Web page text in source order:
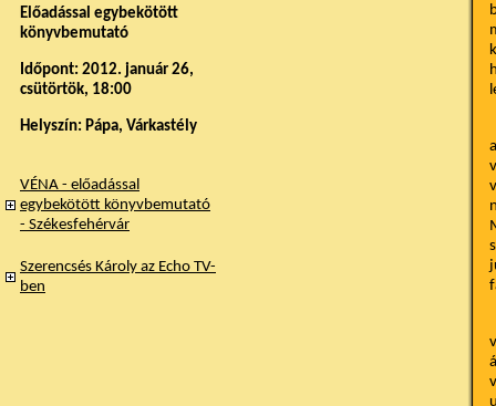
Előadással egybekötött
könyvbemutató
Időpont: 2012. január 26,
csütörtök, 18:00
Helyszín: Pápa, Várkastély
VÉNA - előadással
egybekötött könyvbemutató
- Székesfehérvár
Szerencsés Károly az Echo TV-
ben